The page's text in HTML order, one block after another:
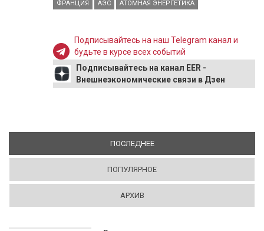
ФРАНЦИЯ АЭС АТОМНАЯ ЭНЕРГЕТИКА
Подписывайтесь на наш Telegram канал и
будьте в курсе всех событий
Подписывайтесь на канал EER -
Внешнеэкономические связи в Дзен
ПОСЛЕДНЕЕ(АКТИВНАЯ ВКЛАДКА)
ПОПУЛЯРНОЕ
АРХИВ